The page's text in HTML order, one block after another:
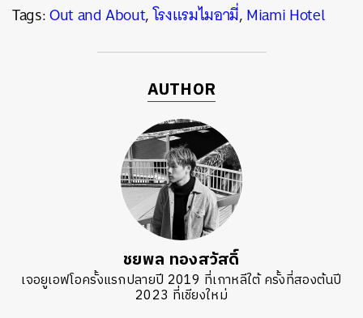
Tags:Out and About,โรงแรมไมอามี่,Miami Hotel
AUTHOR
ชยพล ทองสวัสดิ์
เจอยูเอฟโอครั้งแรกปลายปี 2019 ที่เกาหลีใต้ ครั้งที่สองต้นปี
2023 ที่เชียงใหม่